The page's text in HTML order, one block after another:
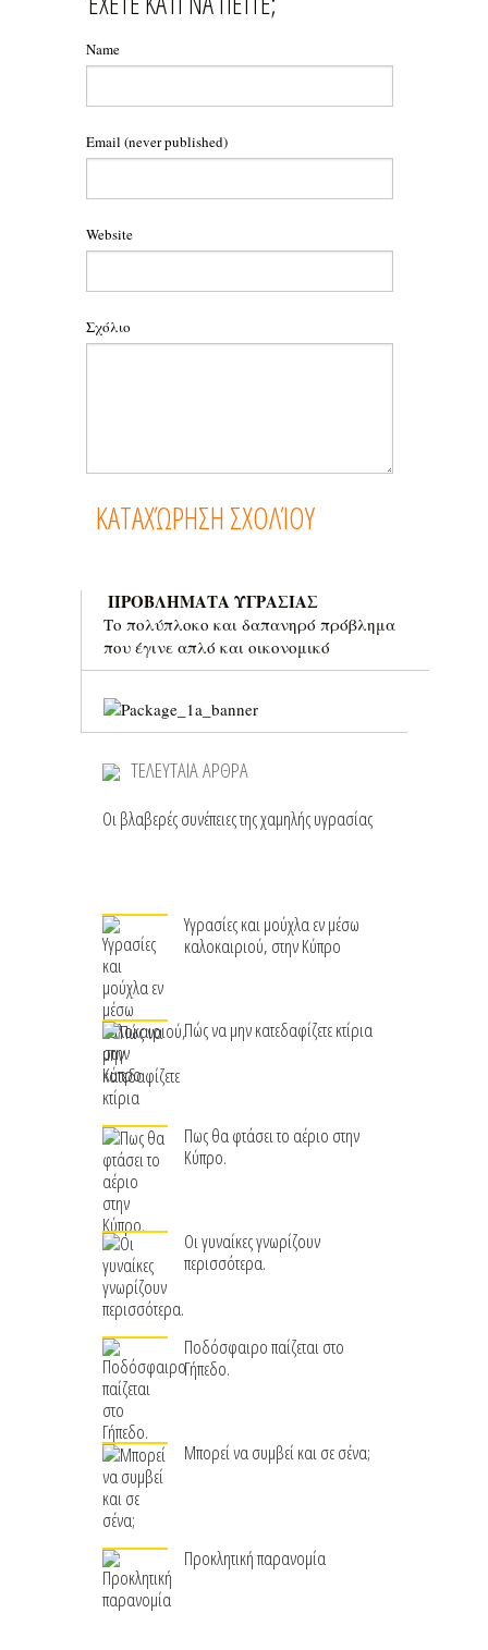
Name
Email (never published)
Website
Σχόλιο
ΠΡΟΒΛΗΜΑΤΑ ΥΓΡΑΣΙΑΣ
Το πολύπλοκο και δαπανηρό πρόβλημα
που έγινε απλό και οικονομικό
ΤΕΛΕΥΤΑΙΑ ΑΡΘΡΑ
Οι βλαβερές συνέπειες της χαμηλής υγρασίας
Υγρασίες και μούχλα εν μέσω
καλοκαιριού, στην Κύπρο
Πώς να μην κατεδαφίζετε κτίρια
Πως θα φτάσει το αέριο στην
Κύπρο.
Οι γυναίκες γνωρίζουν
περισσότερα.
Ποδόσφαιρο παίζεται στο
Γήπεδο.
Μπορεί να συμβεί και σε σένα;
Προκλητική παρανομία